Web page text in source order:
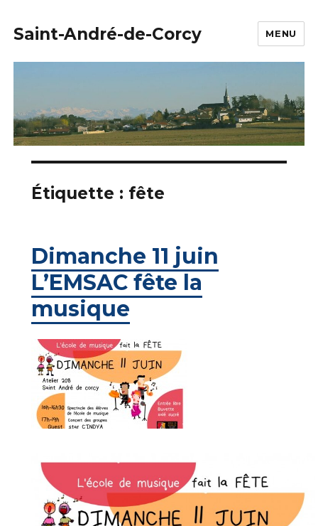
Saint-André-de-Corcy MENU
Étiquette : fête
Dimanche 11 juin
L’EMSAC fête la
musique